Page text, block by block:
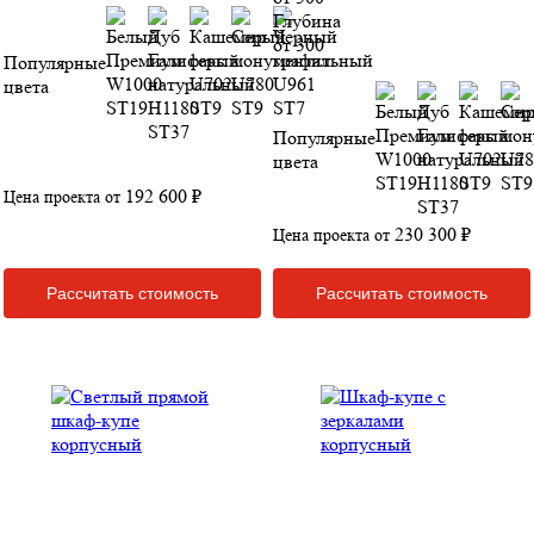
Популярные
цвета
Цена проекта от 192 600 ₽
Рассчитать стоимость
Глубина
от 300
Популярные
цвета
Цена проекта от 230 300 ₽
Рассчитать стоимость